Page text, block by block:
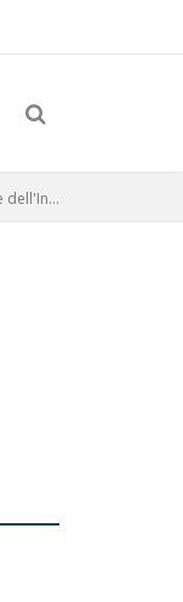
dell'In...